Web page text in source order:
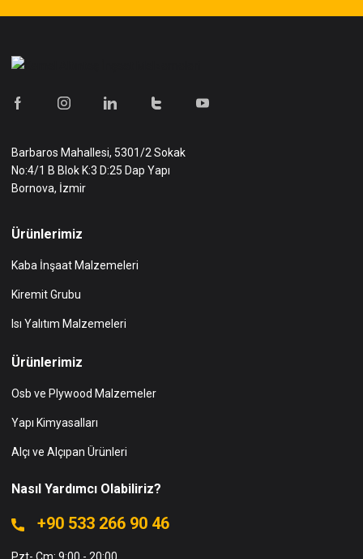
Barbaros Mahallesi, 5301/2 Sokak
No:4/1 B Blok K:3 D:25 Dap Yapı
Bornova, İzmir
Ürünlerimiz
Kaba İnşaat Malzemeleri
Kiremit Grubu
Isı Yalıtım Malzemeleri
Ürünlerimiz
Osb ve Plywood Malzemeler
Yapı Kimyasalları
Alçı ve Alçıpan Ürünleri
Nasıl Yardımcı Olabiliriz?
+90 533 266 90 46